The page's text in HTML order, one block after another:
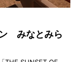
みなとみら